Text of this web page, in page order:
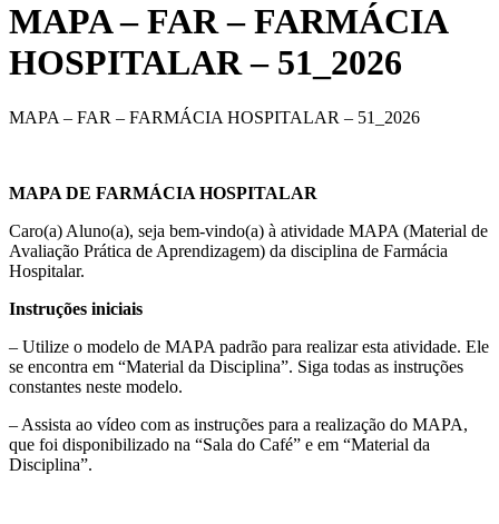
MAPA – FAR – FARMÁCIA
HOSPITALAR – 51_2026
MAPA – FAR – FARMÁCIA HOSPITALAR – 51_2026
MAPA DE FARMÁCIA HOSPITALAR
Caro(a) Aluno(a), seja bem-vindo(a) à atividade MAPA (Material de
Avaliação Prática de Aprendizagem) da disciplina de Farmácia
Hospitalar.
Instruções iniciais
– Utilize o modelo de MAPA padrão para realizar esta atividade. Ele
se encontra em “Material da Disciplina”. Siga todas as instruções
constantes neste modelo.
– Assista ao vídeo com as instruções para a realização do MAPA,
que foi disponibilizado na “Sala do Café” e em “Material da
Disciplina”.